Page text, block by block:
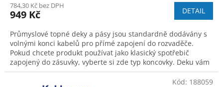
784,30 Kč bez DPH
949 Kč DETAIL
Průmyslové topné deky a pásy jsou standardně dodávány s
volnými konci kabelů pro přímé zapojení do rozvaděče.
Pokud chcete produkt používat jako klasický spotřebič
zapojený do zásuvky, vyberte si zde typ koncovky. Deku vám
dodáme plně zkompletovanou a připravenou k okamžitému
Kód: 188059